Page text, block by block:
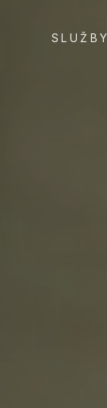
SLUŽBY